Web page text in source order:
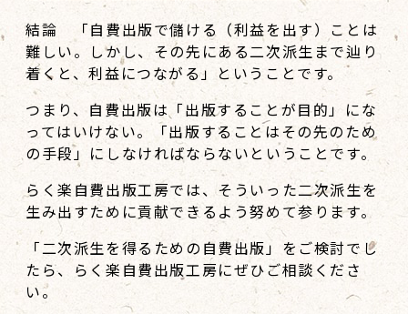
結論 「自費出版で儲ける（利益を出す）ことは
難しい。しかし、その先にある二次派生まで辿り
着くと、利益につながる」ということです。
つまり、自費出版は「出版することが目的」にな
ってはいけない。「出版することはその先のため
の手段」にしなければならないということです。
らく楽自費出版工房では、そういった二次派生を
生み出すために貢献できるよう努めて参ります。
「二次派生を得るための自費出版」をご検討でし
たら、らく楽自費出版工房にぜひご相談くださ
い。